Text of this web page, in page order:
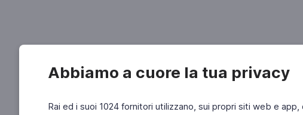
Abbiamo a cuore la tua privacy
Rai ed i suoi 1024 fornitori utilizzano, sui propri siti web e